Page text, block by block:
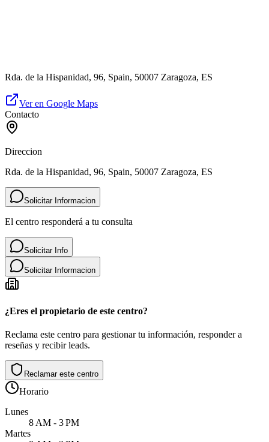
Rda. de la Hispanidad, 96, Spain, 50007 Zaragoza, ES
Ver en Google Maps
Contacto
Direccion
Rda. de la Hispanidad, 96, Spain, 50007 Zaragoza, ES
Solicitar Informacion
El centro responderá a tu consulta
Solicitar Info
Solicitar Informacion
¿Eres el propietario de este centro?
Reclama este centro para gestionar tu información, responder a
reseñas y recibir leads.
Reclamar este centro
Horario
Lunes
8 AM - 3 PM
Martes